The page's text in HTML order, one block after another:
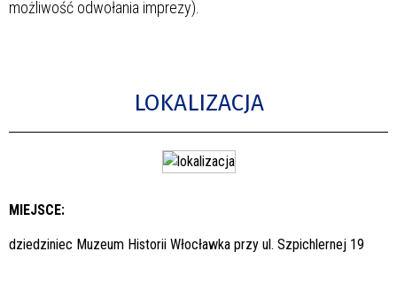
możliwość odwołania imprezy).
LOKALIZACJA
MIEJSCE:
dziedziniec Muzeum Historii Włocławka przy ul. Szpichlernej 19